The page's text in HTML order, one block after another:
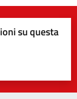
su questa